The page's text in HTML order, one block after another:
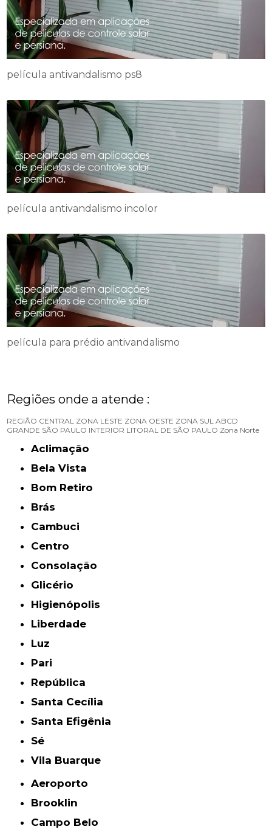
película antivandalismo ps8
película antivandalismo incolor
película para prédio antivandalismo
Regiões onde a atende :
REGIÃO CENTRAL ZONA LESTE ZONA OESTE ZONA SUL ABCD
GRANDE SÃO PAULO INTERIOR LITORAL DE SÃO PAULO Zona Norte
Aclimação
Bela Vista
Bom Retiro
Brás
Cambuci
Centro
Consolação
Glicério
Higienópolis
Liberdade
Luz
Pari
República
Santa Cecília
Santa Efigênia
Sé
Vila Buarque
Aeroporto
Brooklin
Campo Belo